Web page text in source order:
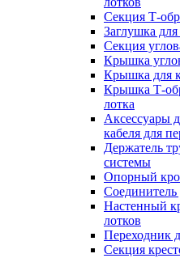
Секция Т-
Заглушка
Секция
Крышка
Крышка для
Крышка Т-
лотка
Аксессуары
кабеля для
Держатель
системы
Опорный
Соединитель
Настенный
лотков
Переходник
Секция